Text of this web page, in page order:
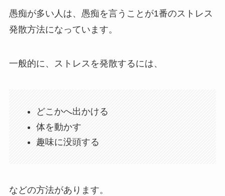
愚痴が多い人は、愚痴を言うことが1番のストレス
発散方法になっています。
一般的に、ストレスを発散するには、
どこかへ出かける
体を動かす
趣味に没頭する
などの方法があります。